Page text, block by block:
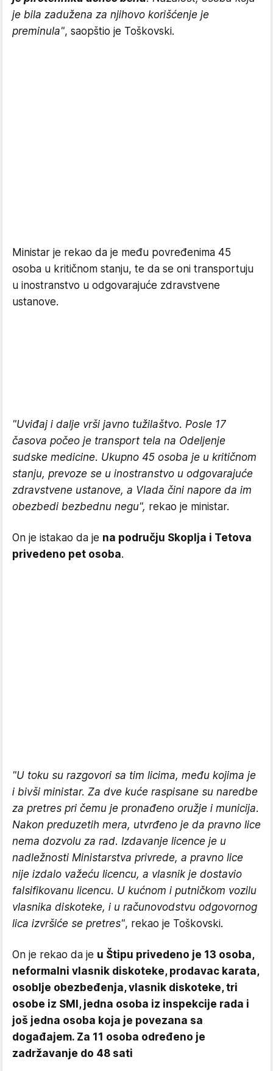
je bila zadužena za njihovo korišćenje je
preminula", saopštio je Toškovski.
Ministar je rekao da je među povređenima 45
osoba u kritičnom stanju, te da se oni transportuju
u inostranstvo u odgovarajuće zdravstvene
ustanove.
"Uviđaj i dalje vrši javno tužilaštvo. Posle 17
časova počeo je transport tela na Odeljenje
sudske medicine. Ukupno 45 osoba je u kritičnom
stanju, prevoze se u inostranstvo u odgovarajuće
zdravstvene ustanove, a Vlada čini napore da im
obezbedi bezbednu negu", rekao je ministar.
On je istakao da je na području Skoplja i Tetova
privedeno pet osoba.
"U toku su razgovori sa tim licima, među kojima je
i bivši ministar. Za dve kuće raspisane su naredbe
za pretres pri čemu je pronađeno oružje i municija.
Nakon preduzetih mera, utvrđeno je da pravno lice
nema dozvolu za rad. Izdavanje licence je u
nadležnosti Ministarstva privrede, a pravno lice
nije izdalo važeću licencu, a vlasnik je dostavio
falsifikovanu licencu. U kućnom i putničkom vozilu
vlasnika diskoteke, i u računovodstvu odgovornog
lica izvršiće se pretres", rekao je Toškovski.
On je rekao da je u Štipu privedeno je 13 osoba,
neformalni vlasnik diskoteke, prodavac karata,
osoblje obezbeđenja, vlasnik diskoteke, tri
osobe iz SMI, jedna osoba iz inspekcije rada i
još jedna osoba koja je povezana sa
događajem. Za 11 osoba određeno je
zadržavanje do 48 sati